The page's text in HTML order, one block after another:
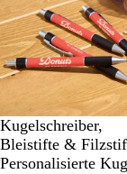
Kugelschreiber,
Bleistifte &
bis
2
von
3
Personalisierte